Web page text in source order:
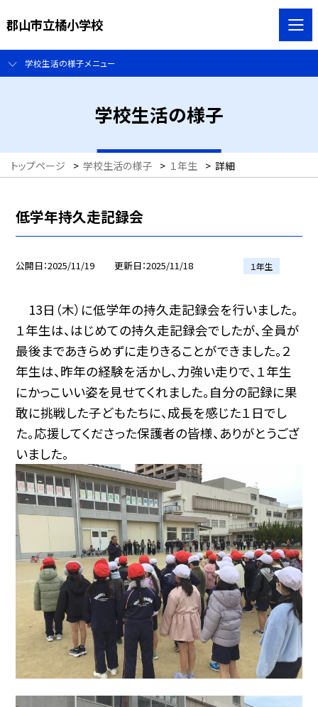
郡山市立橘小学校
学校生活の様子メニュー
学校生活の様子
トップページ > 学校生活の様子 > １年生 > 詳細
低学年持久走記録会
公開日 2025/11/19 更新日 2025/11/18 １年生
13日（木）に低学年の持久走記録会を行いました。
１年生は、はじめての持久走記録会でしたが、全員が
最後まであきらめずに走りきることができました。２
年生は、昨年の経験を活かし、力強い走りで、１年生
にかっこいい姿を見せてくれました。自分の記録に果
敢に挑戦した子どもたちに、成長を感じた１日でし
た。応援してくださった保護者の皆様、ありがとうござ
いました。